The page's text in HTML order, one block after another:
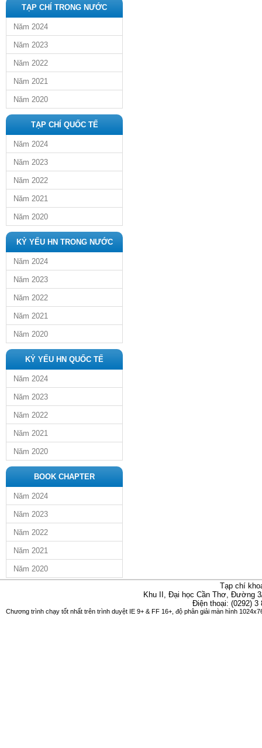
TẠP CHÍ TRONG NƯỚC
Năm 2024
Năm 2023
Năm 2022
Năm 2021
Năm 2020
TẠP CHÍ QUỐC TẾ
Năm 2024
Năm 2023
Năm 2022
Năm 2021
Năm 2020
KỶ YẾU HN TRONG NƯỚC
Năm 2024
Năm 2023
Năm 2022
Năm 2021
Năm 2020
KỶ YẾU HN QUỐC TẾ
Năm 2024
Năm 2023
Năm 2022
Năm 2021
Năm 2020
BOOK CHAPTER
Năm 2024
Năm 2023
Năm 2022
Năm 2021
Năm 2020
Tạp chí
Khu II, Đại học Cần Thơ, Đường
Điện thoại: (0292)
Chương trình chạy tốt nhất trên trình duyệt IE 9+ & FF 16+, độ phân giải màn hình